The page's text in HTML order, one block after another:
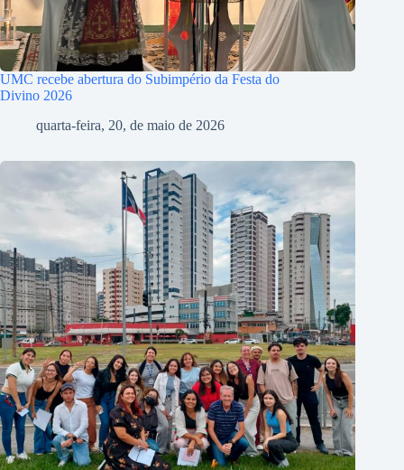
UMC recebe abertura do Subimpério da Festa do
Divino 2026
quarta-feira, 20, de maio de 2026